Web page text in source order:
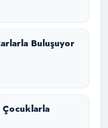
Buluşuyor
Çocuklarla